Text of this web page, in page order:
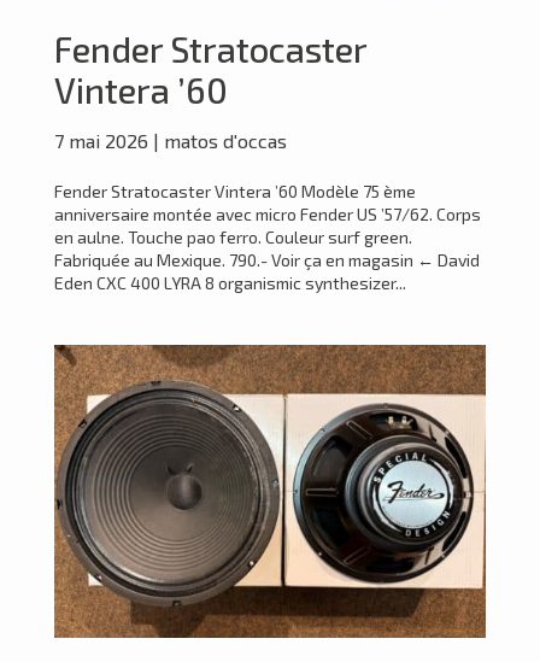
Fender Stratocaster
Vintera ’60
7 mai 2026 | matos d'occas
Fender Stratocaster Vintera ’60 Modèle 75 ème
anniversaire montée avec micro Fender US ’57/62. Corps
en aulne. Touche pao ferro. Couleur surf green.
Fabriquée au Mexique. 790.- Voir ça en magasin ← David
Eden CXC 400 LYRA 8 organismic synthesizer...